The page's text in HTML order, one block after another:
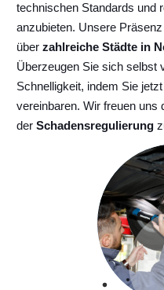
technischen Standards und
anzubieten. Unsere
über zahlreiche Städte in
Überzeugen Sie sich selbst
Schnelligkeit, indem Sie
vereinbaren. Wir freuen uns
der Schadensregulierung